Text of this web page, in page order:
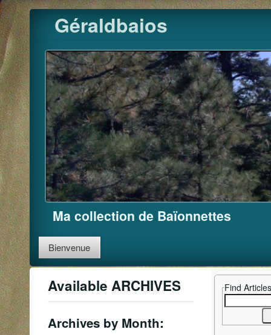
Pour
Skip
to
content
Géraldbaios
Ma collection de Baïonnettes
Bienvenue
Available ARCHIVES
Archives by Month:
Find Articles
Search
for: